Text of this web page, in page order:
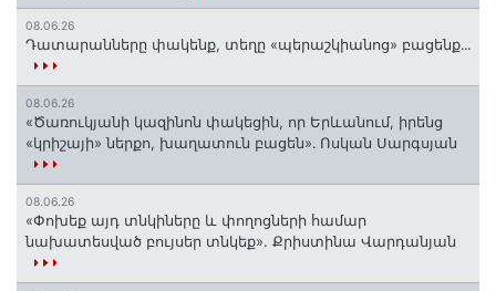
08.06.26
Դատարանները փակենք, տեղը «պերաշկիանոց» բացենք․․․
08.06.26
«Ծառուկյանի կազինոն փակեցին, որ Երևանում, իրենց
«կրիշայի» ներքո, խաղատուն բացեն»․ Ոսկան Սարգսյան
08.06.26
«Փոխեք այդ տնկիները և փողոցների համար
նախատեսված բույսեր տնկեք». Քրիստինա Վարդանյան